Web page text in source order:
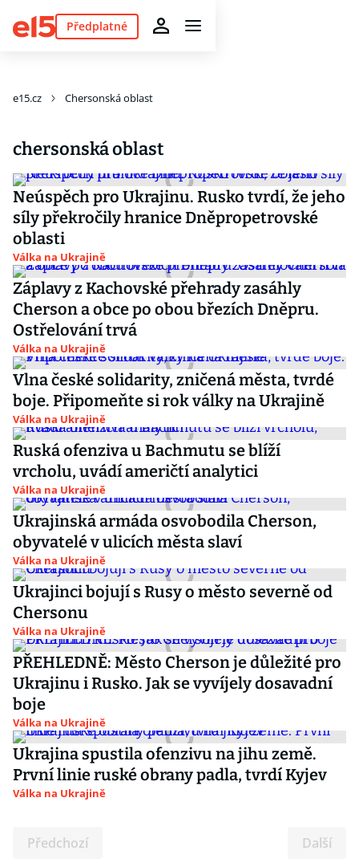
Předplatné
e15.cz Chersonská oblast
chersonská oblast
Neúspěch pro Ukrajinu. Rusko tvrdí, že jeho
síly překročily hranice Dněpropetrovské
oblasti
Válka na Ukrajině
Záplavy z Kachovské přehrady zasáhly
Cherson a obce po obou březích Dněpru.
Ostřelování trvá
Válka na Ukrajině
Vlna české solidarity, zničená města, tvrdé
boje. Připomeňte si rok války na Ukrajině
Válka na Ukrajině
Ruská ofenziva u Bachmutu se blíží
vrcholu, uvádí američtí analytici
Válka na Ukrajině
Ukrajinská armáda osvobodila Cherson,
obyvatelé v ulicích města slaví
Válka na Ukrajině
Ukrajinci bojují s Rusy o město severně od
Chersonu
Válka na Ukrajině
PŘEHLEDNĚ: Město Cherson je důležité pro
Ukrajinu i Rusko. Jak se vyvíjely dosavadní
boje
Válka na Ukrajině
Ukrajina spustila ofenzivu na jihu země.
První linie ruské obrany padla, tvrdí Kyjev
Válka na Ukrajině
Předchozí Další